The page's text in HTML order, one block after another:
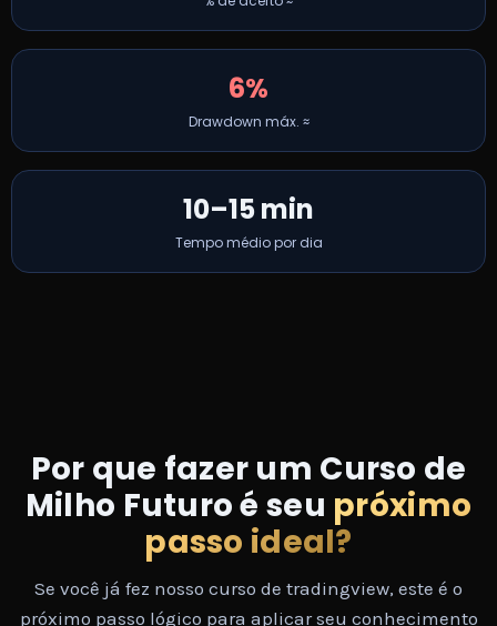
6%
Drawdown máx. ≈
10–15 min
Tempo médio por dia
Por que fazer um Curso de
Milho Futuro é seu próximo
passo ideal?
Se você já fez nosso curso de tradingview, este é o
próximo passo lógico para aplicar seu conhecimento